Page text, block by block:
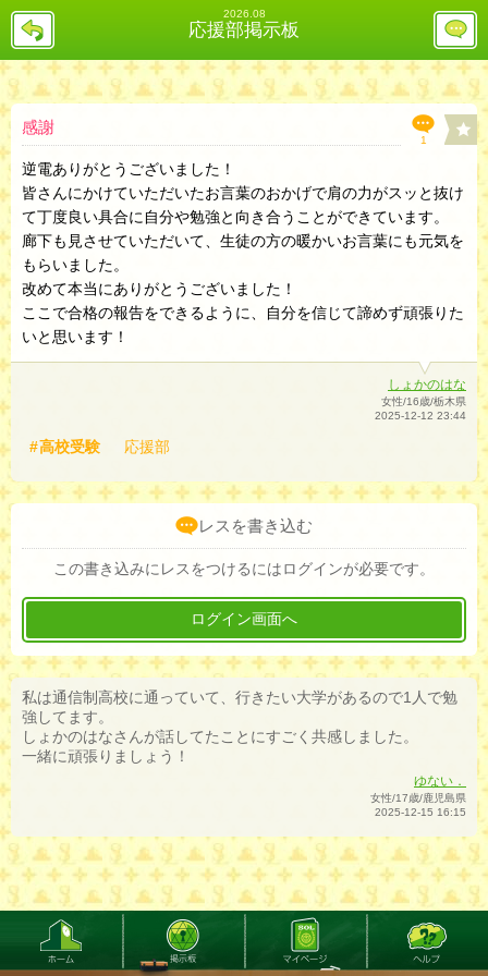
2026.08
応援部掲示板
戻
レ
投
稿
欄
1
感謝
逆電ありがとうございました！
皆さんにかけていただいたお言葉のおかげで肩の力がスッと抜け
て丁度良い具合に自分や勉強と向き合うことができています。
廊下も見させていただいて、生徒の方の暖かいお言葉にも元気を
もらいました。
改めて本当にありがとうございました！
ここで合格の報告をできるように、自分を信じて諦めず頑張りた
いと思います！
しょかのはな
女性/16歳/栃木県
2025-12-12 23:44
高校受験 応援部
レスを書き込む
この書き込みにレスをつけるにはログインが必要です。
ログイン画面へ
私は通信制高校に通っていて、行きたい大学があるので1人で勉
強してます。
しょかのはなさんが話してたことにすごく共感しました。
一緒に頑張りましょう！
ゆない．
女性/17歳/鹿児島県
2025-12-15 16:15